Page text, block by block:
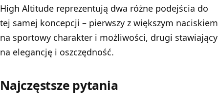
High Altitude reprezentują dwa różne podejścia do
tej samej koncepcji – pierwszy z większym naciskiem
na sportowy charakter i możliwości, drugi stawiający
na elegancję i oszczędność.
Najczęstsze pytania